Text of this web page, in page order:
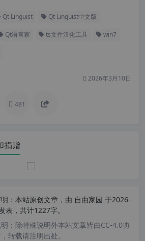
Qt Linguist Qt Linguist中文版
Qt语言家 ts文件汉化工具 win7
2026年3月10日
481
捐赠
： 本站原创文章，由 自由家园 于2026-
表，共计1227字。
： 除特殊说明外本站文章皆由CC-4.0协
转载请注明出处。